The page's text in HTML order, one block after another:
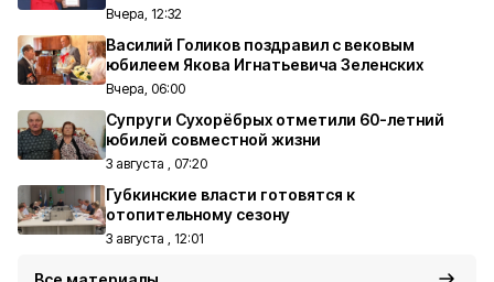
Вчера, 12:32
Василий Голиков поздравил с вековым
юбилеем Якова Игнатьевича Зеленских
Вчера, 06:00
Супруги Сухорёбрых отметили 60-летний
юбилей совместной жизни
3 августа , 07:20
Губкинские власти готовятся к
отопительному сезону
3 августа , 12:01